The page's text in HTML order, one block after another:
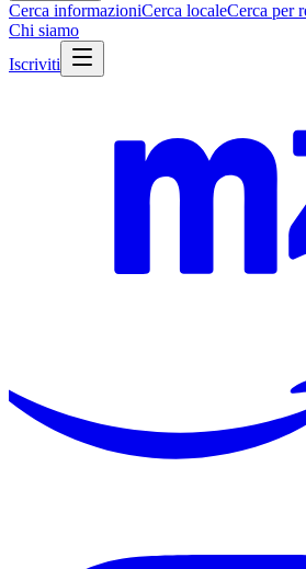
Cerca informazioniCerca localeCerca per
Chi siamo
Iscriviti